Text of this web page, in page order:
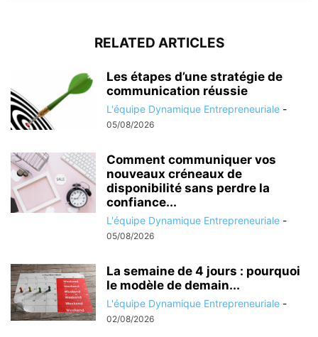
RELATED ARTICLES
Les étapes d’une stratégie de
communication réussie
L'équipe Dynamique Entrepreneuriale -
05/08/2026
Comment communiquer vos
nouveaux créneaux de
disponibilité sans perdre la
confiance...
L'équipe Dynamique Entrepreneuriale -
05/08/2026
La semaine de 4 jours : pourquoi
le modèle de demain...
L'équipe Dynamique Entrepreneuriale -
02/08/2026